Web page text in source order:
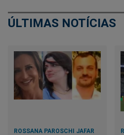
ÚLTIMAS NOTÍCIAS
ROSSANA PAROSCHI JAFAR